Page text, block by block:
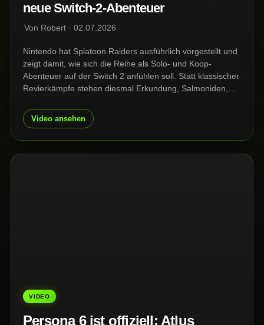
neue Switch-2-Abenteuer
Von Robert · 02.07.2026
Nintendo hat Splatoon Raiders ausführlich vorgestellt und
zeigt damit, wie sich die Reihe als Solo- und Koop-
Abenteuer auf der Switch 2 anfühlen soll. Statt klassischer
Revierkämpfe stehen diesmal Erkundung, Salmoniden,
Mittelpunkt.
Video ansehen
VIDEO
Persona 6 ist offiziell: Atlus